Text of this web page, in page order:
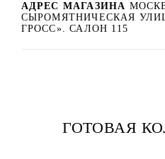
АДРЕС МАГАЗИНА
СЫРОМЯТНИЧЕСКАЯ
ГРОСС». САЛОН 115
ГОТОВАЯ